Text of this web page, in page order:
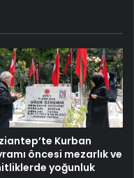
Kurban
öncesi mezarlık ve
yoğunluk